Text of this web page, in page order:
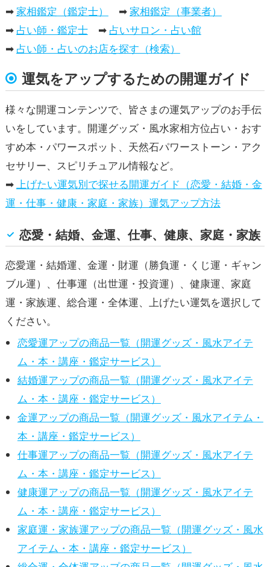
➡ 家相鑑定（鑑定士） ➡ 家相鑑定（事業者）
➡ 占い師・鑑定士➡ 占いサロン・占い館
➡ 占い師・占いのお店を探す（検索）
運気をアップするための開運ガイド
様々な開運コンテンツで、皆さまの運気アップのお手伝
いをしています。開運グッズ・風水家相方位占い・おす
すめ本・パワースポット、天然石パワーストーン・アク
セサリー、スピリチュアル情報など。
➡上げたい運気別で探せる開運ガイド（恋愛・結婚・金
運・仕事・健康・家庭・家族）運気アップ方法
恋愛・結婚、金運、仕事、健康、家庭・家族
恋愛運・結婚運、金運・財運（勝負運・くじ運・ギャン
ブル運）、仕事運（出世運・投資運）、健康運、家庭
運・家族運、総合運・全体運、上げたい運気を選択して
ください。
恋愛運アップの商品一覧（開運グッズ・風水アイテ
ム・本・講座・鑑定サービス）
結婚運アップの商品一覧（開運グッズ・風水アイテ
ム・本・講座・鑑定サービス）
金運アップの商品一覧（開運グッズ・風水アイテム・
本・講座・鑑定サービス）
仕事運アップの商品一覧（開運グッズ・風水アイテ
ム・本・講座・鑑定サービス）
健康運アップの商品一覧（開運グッズ・風水アイテ
ム・本・講座・鑑定サービス）
家庭運・家族運アップの商品一覧（開運グッズ・風水
アイテム・本・講座・鑑定サービス）